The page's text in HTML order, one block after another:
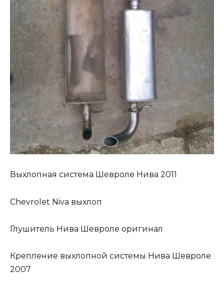
Выхлопная система Шевроле Нива 2011
Chevrolet Niva выхлоп
Глушитель Нива Шевроле оригинал
Крепление выхлопной системы Нива Шевроле
2007